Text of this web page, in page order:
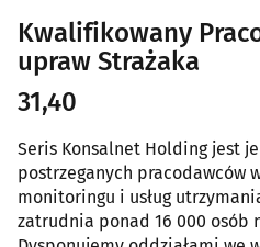
Kwalifikowany
upraw Strażaka
31,40
Seris Konsalnet Holding jest
postrzeganych pracodawców
monitoringu i usług
zatrudnia ponad 16 000 osób